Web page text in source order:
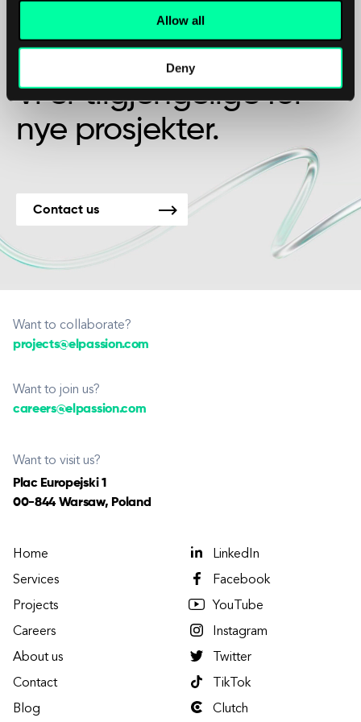
Allow all
Deny
vennskap?
Vi er tilgjengelige for
nye prosjekter.
Contact us
Want to collaborate?
projects@elpassion.com
Want to join us?
careers@elpassion.com
Want to visit us?
Plac Europejski 1
00-844 Warsaw, Poland
Home
Services
Projects
Careers
About us
Contact
Blog
LinkedIn
Facebook
YouTube
Instagram
Twitter
TikTok
Clutch